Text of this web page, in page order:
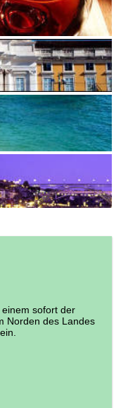
sofort der
Norden des Landes